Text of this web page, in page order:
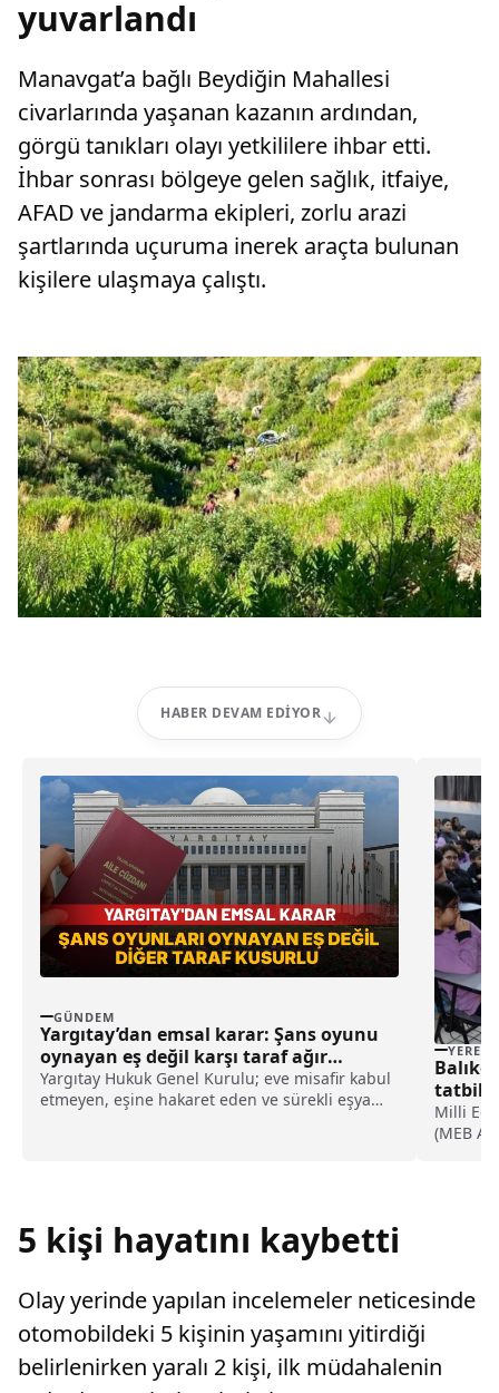
yuvarlandı
Manavgat’a bağlı Beydiğin Mahallesi
civarlarında yaşanan kazanın ardından,
görgü tanıkları olayı yetkililere ihbar etti.
İhbar sonrası bölgeye gelen sağlık, itfaiye,
AFAD ve jandarma ekipleri, zorlu arazi
şartlarında uçuruma inerek araçta bulunan
kişilere ulaşmaya çalıştı.
HABER DEVAM EDIYOR
GÜNDEM
Yargıtay’dan emsal karar: Şans oyunu
oynayan eş değil karşı taraf ağır
kusurlu sayıldı
Yargıtay Hukuk Genel Kurulu; eve misafir kabul
etmeyen, eşine hakaret eden ve sürekli eşya
YEREL
Milli
(MEB
5 kişi hayatını kaybetti
Olay yerinde yapılan incelemeler neticesinde
otomobildeki 5 kişinin yaşamını yitirdiği
belirlenirken yaralı 2 kişi, ilk müdahalenin